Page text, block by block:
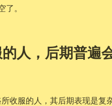
。
人，后期普遍
收服的人，其后期表现是复